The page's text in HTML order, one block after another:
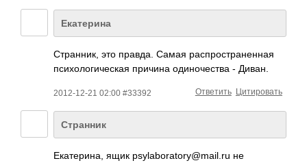
Екатерина
Странник, это правда. Самая распространенная
психологическая причина одиночества - Диван.
2012-12-21 02:00 #33392 Цитировать
Ответить
Странник
Екатерина, ящик psylaboratory@ma­­il.ru­ не